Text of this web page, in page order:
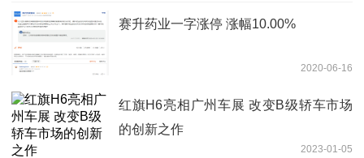
赛升药业一字涨停 涨幅10.00%
2020-06-16
红旗H6亮相广州车展 改变B级轿车市场
的创新之作
2023-01-05